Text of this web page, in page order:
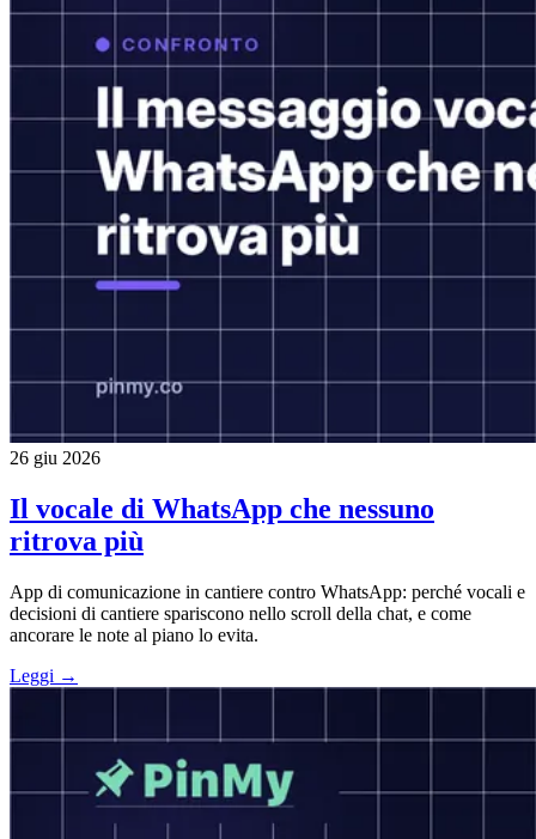
26 giu 2026
Il vocale di WhatsApp che nessuno
ritrova più
App di comunicazione in cantiere contro WhatsApp: perché vocali e
decisioni di cantiere spariscono nello scroll della chat, e come
ancorare le note al piano lo evita.
Leggi →